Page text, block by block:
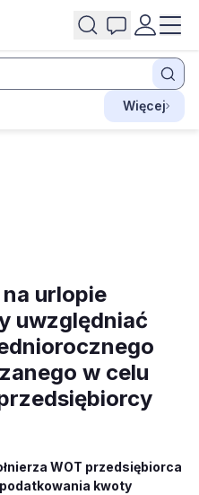
Więcej
urlopie
uwzględniać
w celu
WOT przedsiębiorca
kwoty